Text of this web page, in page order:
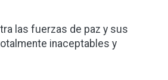
las fuerzas de paz y sus
inaceptables y